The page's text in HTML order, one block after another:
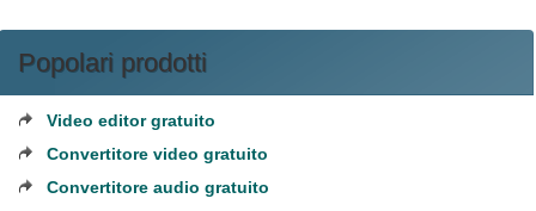
Popolari prodotti
Video editor gratuito
Convertitore video gratuito
Convertitore audio gratuito